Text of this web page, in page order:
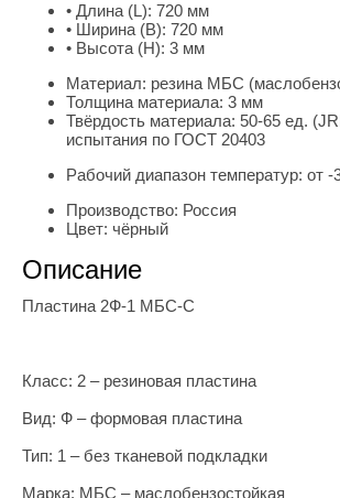
• Длина (L): 720 мм
• Ширина (B): 720 мм
• Высота (H): 3 мм
Материал: резина МБС
Толщина материала: 3 мм
Твёрдость материала: 50-65 ед.
испытания по ГОСТ 20403
Рабочий диапазон температур: от -
Производство: Россия
Цвет: чёрный
Описание
Пластина 2Ф-1 МБС-С
Класс: 2 – резиновая пластина
Вид: Ф – формовая пластина
Тип: 1 – без тканевой подкладки
Марка: МБС – маслобензостойкая